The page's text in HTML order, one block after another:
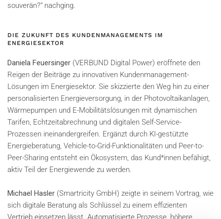
souverän?“ nachging.
DIE ZUKUNFT DES KUNDENMANAGEMENTS IM
ENERGIESEKTOR
Daniela Feuersinger (VERBUND Digital Power) eröffnete den
Reigen der Beiträge zu innovativen Kundenmanagement-
Lösungen im Energiesektor. Sie skizzierte den Weg hin zu einer
personalisierten Energieversorgung, in der Photovoltaikanlagen,
Wärmepumpen und E-Mobilitätslösungen mit dynamischen
Tarifen, Echtzeitabrechnung und digitalen Self-Service-
Prozessen ineinandergreifen. Ergänzt durch KI-gestützte
Energieberatung, Vehicle-to-Grid-Funktionalitäten und Peer-to-
Peer-Sharing entsteht ein Ökosystem, das Kund*innen befähigt,
aktiv Teil der Energiewende zu werden.
Michael Hasler (Smartricity GmbH) zeigte in seinem Vortrag, wie
sich digitale Beratung als Schlüssel zu einem effizienten
Vertrieb einsetzen lässt. Automatisierte Prozesse, höhere